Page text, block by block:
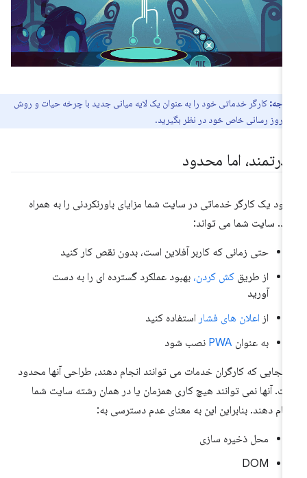
کارگر خدماتی خود را به عنوان یک لایه میانی جدید با چرخه حیات و روش
روز رسانی خاص خود در نظر بگیرید.
اما محدود
یک کارگر خدماتی در سایت شما مزایای باورنکردنی را به همراه
سایت شما می تواند:
حتی زمانی که کاربر آفلاین است، بدون نقص کار کنید
از طریقکش کردن،بهبود عملکرد گسترده ای را به دست
آورید
از اعلان های فشاراستفاده کنید
به عنوانPWAنصب شود
آنجایی که کارگران خدمات می توانند انجام دهند، طراحی آنها محدود
آنها نمی توانند هیچ کاری همزمان یا در همان رشته سایت شما
دهند. بنابراین این به معنای عدم دسترسی به:
محل ذخیره سازی
DOM